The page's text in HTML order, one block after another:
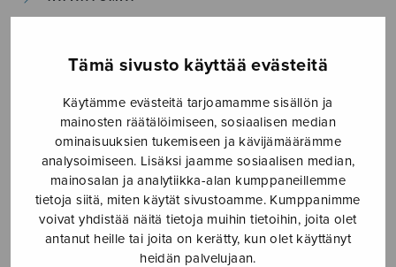
Tämä sivusto käyttää evästeitä
Käytämme evästeitä tarjoamamme sisällön ja
mainosten räätälöimiseen, sosiaalisen median
ominaisuuksien tukemiseen ja kävijämäärämme
analysoimiseen. Lisäksi jaamme sosiaalisen median,
mainosalan ja analytiikka-alan kumppaneillemme
tietoja siitä, miten käytät sivustoamme. Kumppanimme
voivat yhdistää näitä tietoja muihin tietoihin, joita olet
antanut heille tai joita on kerätty, kun olet käyttänyt
heidän palvelujaan.
Etusivu › Media › Loitsut
Loitsut
23.4.2019